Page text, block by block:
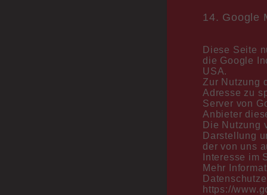
14. Google
Diese Seite
die Google
USA.
Zur Nutzung
Adresse zu
Server von
Anbieter
Die Nutzung
Darstellung
der von uns
Interesse im
Mehr
https://